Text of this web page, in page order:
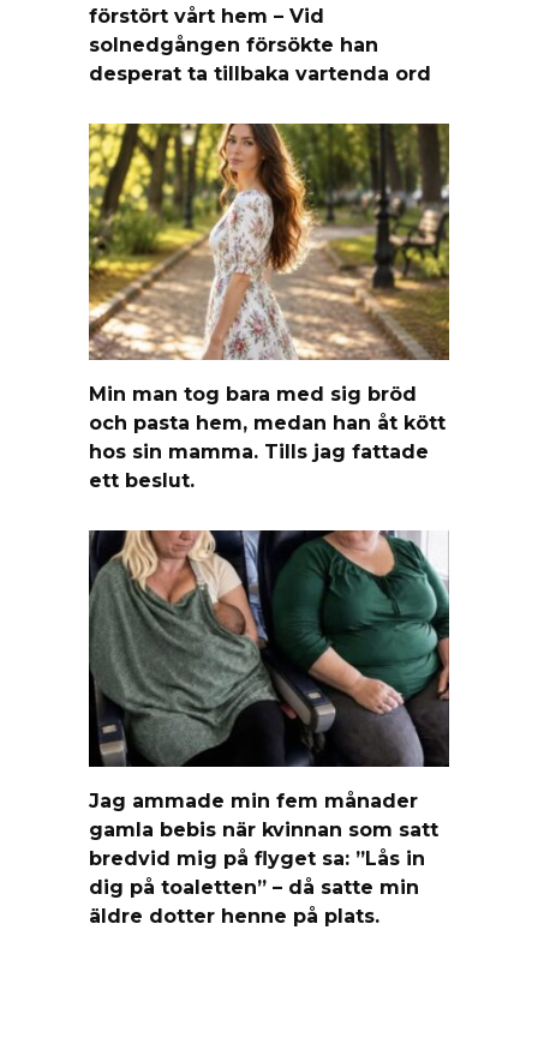
förstört vårt hem – Vid
solnedgången försökte han
desperat ta tillbaka vartenda ord
Min man tog bara med sig bröd
och pasta hem, medan han åt kött
hos sin mamma. Tills jag fattade
ett beslut.
Jag ammade min fem månader
gamla bebis när kvinnan som satt
bredvid mig på flyget sa: ”Lås in
dig på toaletten” – då satte min
äldre dotter henne på plats.